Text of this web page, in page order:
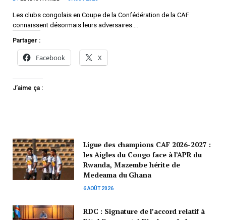
Les clubs congolais en Coupe de la Confédération de la CAF
connaissent désormais leurs adversaires.…
Partager :
Facebook X
J’aime ça :
Ligue des champions CAF 2026-2027 :
les Aigles du Congo face à l’APR du
Rwanda, Mazembe hérite de
Medeama du Ghana
6 AOÛT 2026
RDC : Signature de l’accord relatif à